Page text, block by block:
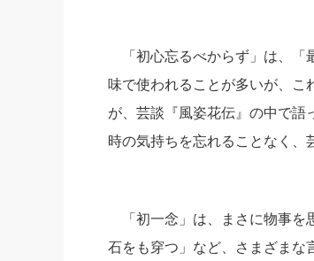
「初心忘るべからず」は、「
味で使われることが多いが、こ
が、芸談『風姿花伝』の中で語
時の気持ちを忘れることなく、
「初一念」は、まさに物事を
石をも穿つ」など、さまざまな